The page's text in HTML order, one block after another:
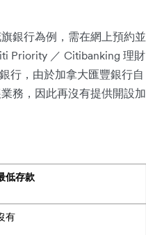
銀行為例，需在網上預約並
Priority ／ Citibanking 理財
行，由於加拿大匯豐銀行自
務，因此再沒有提供開設加
低存款
有